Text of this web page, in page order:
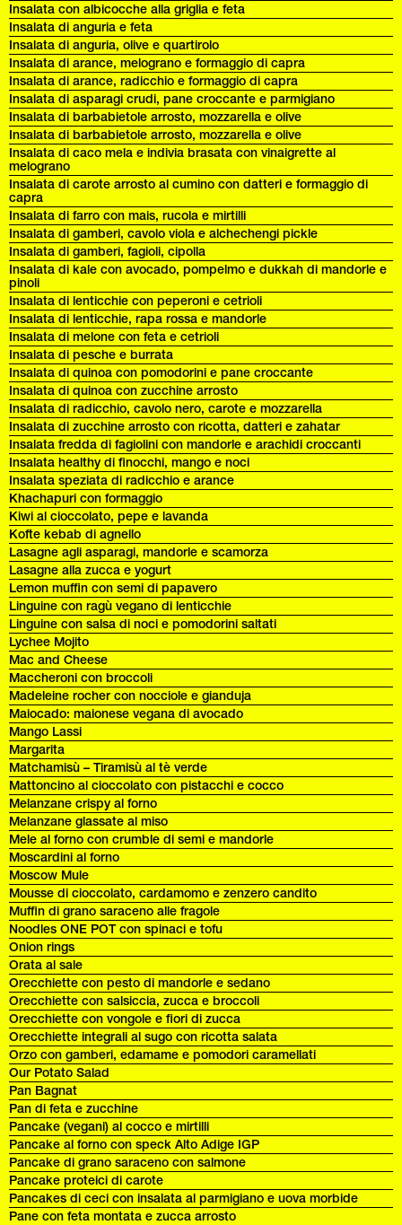
Insalata con albicocche alla griglia e feta
Insalata di anguria e feta
Insalata di anguria, olive e quartirolo
Insalata di arance, melograno e formaggio di capra
Insalata di arance, radicchio e formaggio di capra
Insalata di asparagi crudi, pane croccante e parmigiano
Insalata di barbabietole arrosto, mozzarella e olive
Insalata di barbabietole arrosto, mozzarella e olive
Insalata di caco mela e indivia brasata con vinaigrette al
melograno
Insalata di carote arrosto al cumino con datteri e formaggio di
capra
Insalata di farro con mais, rucola e mirtilli
Insalata di gamberi, cavolo viola e alchechengi pickle
Insalata di gamberi, fagioli, cipolla
Insalata di kale con avocado, pompelmo e dukkah di mandorle e
pinoli
Insalata di lenticchie con peperoni e cetrioli
Insalata di lenticchie, rapa rossa e mandorle
Insalata di melone con feta e cetrioli
Insalata di pesche e burrata
Insalata di quinoa con pomodorini e pane croccante
Insalata di quinoa con zucchine arrosto
Insalata di radicchio, cavolo nero, carote e mozzarella
Insalata di zucchine arrosto con ricotta, datteri e zahatar
Insalata fredda di fagiolini con mandorle e arachidi croccanti
Insalata healthy di finocchi, mango e noci
Insalata speziata di radicchio e arance
Khachapuri con formaggio
Kiwi al cioccolato, pepe e lavanda
Kofte kebab di agnello
Lasagne agli asparagi, mandorle e scamorza
Lasagne alla zucca e yogurt
Lemon muffin con semi di papavero
Linguine con ragù vegano di lenticchie
Linguine con salsa di noci e pomodorini saltati
Lychee Mojito
Mac and Cheese
Maccheroni con broccoli
Madeleine rocher con nocciole e gianduja
Maiocado: maionese vegana di avocado
Mango Lassi
Margarita
Matchamisù – Tiramisù al tè verde
Mattoncino al cioccolato con pistacchi e cocco
Melanzane crispy al forno
Melanzane glassate al miso
Mele al forno con crumble di semi e mandorle
Moscardini al forno
Moscow Mule
Mousse di cioccolato, cardamomo e zenzero candito
Muffin di grano saraceno alle fragole
Noodles ONE POT con spinaci e tofu
Onion rings
Orata al sale
Orecchiette con pesto di mandorle e sedano
Orecchiette con salsiccia, zucca e broccoli
Orecchiette con vongole e fiori di zucca
Orecchiette integrali al sugo con ricotta salata
Orzo con gamberi, edamame e pomodori caramellati
Our Potato Salad
Pan Bagnat
Pan di feta e zucchine
Pancake (vegani) al cocco e mirtilli
Pancake al forno con speck Alto Adige IGP
Pancake di grano saraceno con salmone
Pancake proteici di carote
Pancakes di ceci con insalata al parmigiano e uova morbide
Pane con feta montata e zucca arrosto